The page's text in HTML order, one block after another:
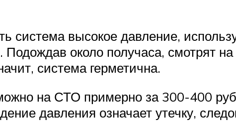
система высокое давление,
около получаса, смотрят
система герметична.
на СТО примерно за 300-400
давления означает утечку,